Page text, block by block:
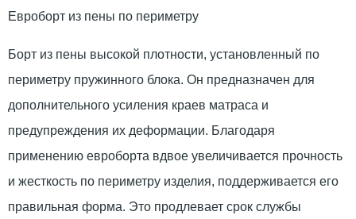
Евроборт из пены по периметру
Борт из пены высокой плотности, установленный по
периметру пружинного блока. Он предназначен для
дополнительного усиления краев матраса и
предупреждения их деформации. Благодаря
применению евроборта вдвое увеличивается прочность
и жесткость по периметру изделия, поддерживается его
правильная форма. Это продлевает срок службы